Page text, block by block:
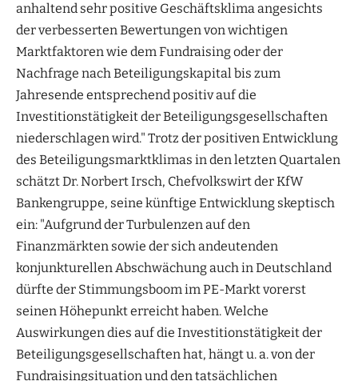
anhaltend sehr positive Geschäftsklima angesichts
der verbesserten Bewertungen von wichtigen
Marktfaktoren wie dem Fundraising oder der
Nachfrage nach Beteiligungskapital bis zum
Jahresende entsprechend positiv auf die
Investitionstätigkeit der Beteiligungsgesellschaften
niederschlagen wird." Trotz der positiven Entwicklung
des Beteiligungsmarktklimas in den letzten Quartalen
schätzt Dr. Norbert Irsch, Chefvolkswirt der KfW
Bankengruppe, seine künftige Entwicklung skeptisch
ein: "Aufgrund der Turbulenzen auf den
Finanzmärkten sowie der sich andeutenden
konjunkturellen Abschwächung auch in Deutschland
dürfte der Stimmungsboom im PE-Markt vorerst
seinen Höhepunkt erreicht haben. Welche
Auswirkungen dies auf die Investitionstätigkeit der
Beteiligungsgesellschaften hat, hängt u. a. von der
Fundraisingsituation und den tatsächlichen